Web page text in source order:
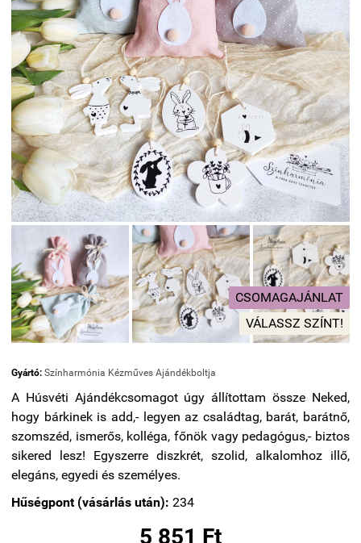
CSOMAGAJÁNLAT
VÁLASSZ SZÍNT!
Gyártó: Színharmónia Kézműves Ajándékboltja
A Húsvéti Ajándékcsomagot úgy állítottam össze Neked,
hogy bárkinek is add,- legyen az családtag, barát, barátnő,
szomszéd, ismerős, kolléga, főnök vagy pedagógus,- biztos
sikered lesz! Egyszerre diszkrét, szolid, alkalomhoz illő,
elegáns, egyedi és személyes.
Hűségpont (vásárlás után): 234
5 851 Ft